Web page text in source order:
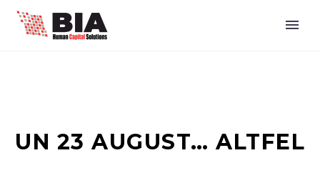
UN 23 AUGUST… ALTFEL